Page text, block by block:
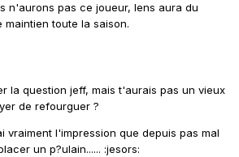
n'aurons pas ce joueur, lens aura du
maintien toute la saison.
la question jeff, mais t'aurais pas un vieux
de refourguer ?
vraiment l'impression que depuis pas mal
un p?ulain...... :jesors: